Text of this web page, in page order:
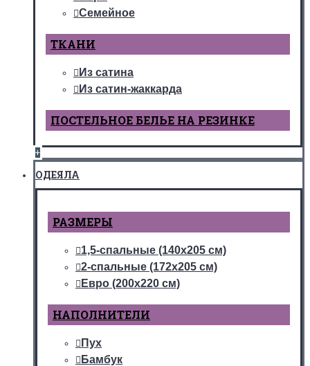
Семейное
ТКАНИ
Из сатина
Из сатин-жаккарда
ПОСТЕЛЬНОЕ БЕЛЬЕ НА РЕЗИНКЕ
+
ОДЕЯЛА
РАЗМЕРЫ
1,5-спальные (140х205 см)
2-спальные (172х205 см)
Евро (200х220 см)
НАПОЛНИТЕЛИ
Пух
Бамбук